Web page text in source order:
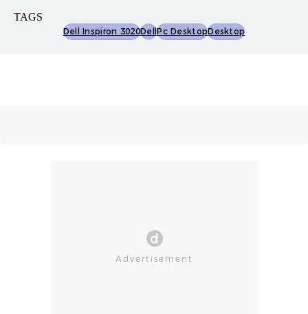
TAGS
Dell Inspiron 3020DellPc DesktopDesktop